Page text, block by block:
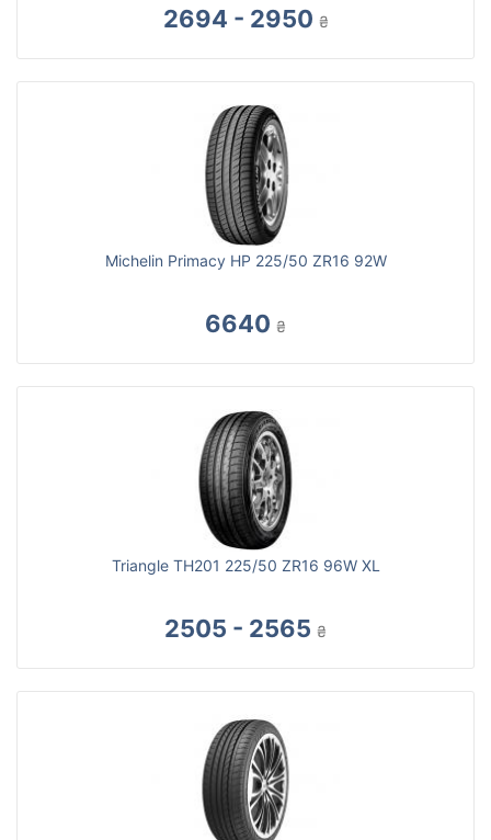
2694 - 2950 ₴
Michelin Primacy HP 225/50 ZR16 92W
6640 ₴
Triangle TH201 225/50 ZR16 96W XL
2505 - 2565 ₴